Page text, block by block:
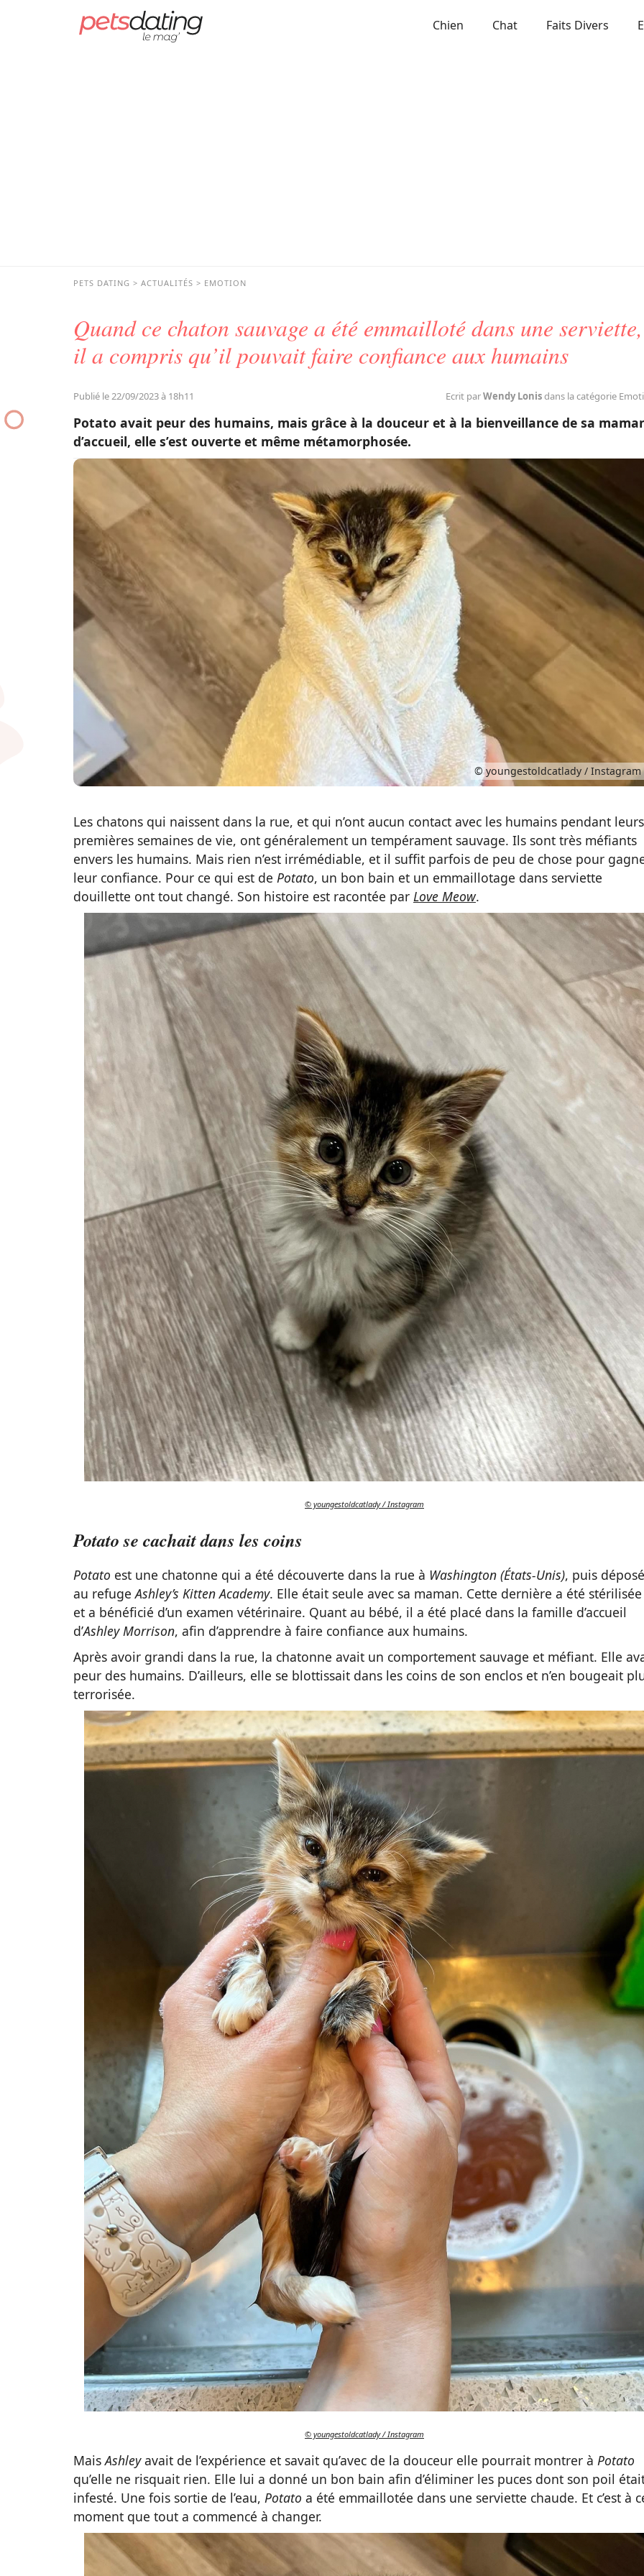
Chien Chat Faits Divers
PETS DATING ACTUALITÉS EMOTION
Quand ce chaton sauvage a été emmailloté dans une serviette,
il a compris qu’il pouvait faire confiance aux humains
Publié le 22/09/2023 à 18h11 Ecrit parWendy Lonisdans la catégorie
Potato avait peur des humains, mais grâce à la douceur et à la bienveillance de sa
d’accueil, elle s’est ouverte et même métamorphosée.
© youngestoldcatlady / Instagram
Les chatons qui naissent dans la rue, et qui n’ont aucun contact avec les humains pendant leurs
premières semaines de vie, ont généralement un tempérament sauvage. Ils sont très méfiants
envers les humains. Mais rien n’est irrémédiable, et il suffit parfois de peu de chose pour
leur confiance. Pour ce qui est de Potato, un bon bain et un emmaillotage dans serviette
douillette ont tout changé. Son histoire est racontée par Love Meow.
© youngestoldcatlady / Instagram
Potato se cachait dans les coins
Potato est une chatonne qui a été découverte dans la rue à Washington (États-Unis), puis
au refugeAshley’s Kitten Academy. Elle était seule avec sa maman. Cette dernière a été stérilisée
et a bénéficié d’un examen vétérinaire. Quant au bébé, il a été placé dans la famille d’accueil
d’Ashley Morrison, afin d’apprendre à faire confiance aux humains.
Après avoir grandi dans la rue, la chatonne avait un comportement sauvage et méfiant. Elle
peur des humains. D’ailleurs, elle se blottissait dans les coins de son enclos et n’en bougeait
terrorisée.
© youngestoldcatlady / Instagram
MaisAshleyavait de l’expérience et savait qu’avec de la douceur elle pourrait montrer à Potato
qu’elle ne risquait rien. Elle lui a donné un bon bain afin d’éliminer les puces dont son poil
infesté. Une fois sortie de l’eau, Potato a été emmaillotée dans une serviette chaude. Et c’est à
moment que tout a commencé à changer.